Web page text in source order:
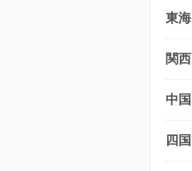
東海
関西
中国
四国